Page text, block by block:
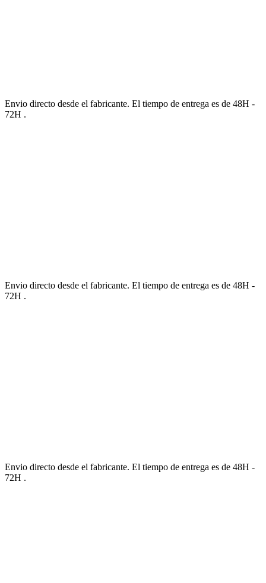
Envio directo desde el fabricante. El tiempo de entrega es de 48H -
72H .
Envio directo desde el fabricante. El tiempo de entrega es de 48H -
72H .
Envio directo desde el fabricante. El tiempo de entrega es de 48H -
72H .